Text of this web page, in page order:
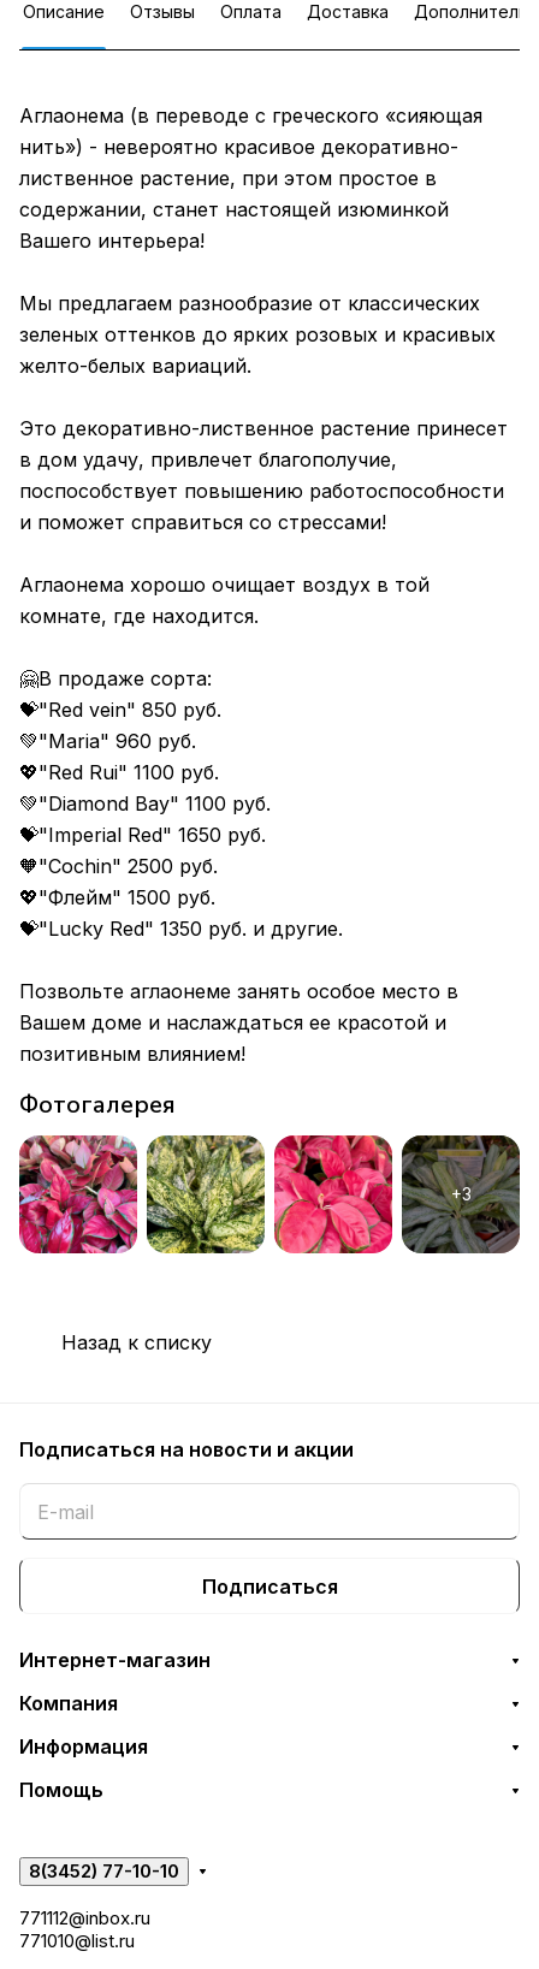
Описание Отзывы Оплата Доставка
Аглаонема (в переводе с греческого «сияющая
нить») - невероятно красивое декоративно-
лиственное растение, при этом простое в
содержании, станет настоящей изюминкой
Вашего интерьера!
Мы предлагаем разнообразие от классических
зеленых оттенков до ярких розовых и красивых
желто-белых вариаций.
Это декоративно-лиственное растение принесет
в дом удачу, привлечет благополучие,
поспособствует повышению работоспособности
и поможет справиться со стрессами!
Аглаонема хорошо очищает воздух в той
комнате, где находится.
🤗В продаже сорта:
💝"Red vein" 850 руб.
💚"Maria" 960 руб.
💖"Red Rui" 1100 руб.
💚"Diamond Bay" 1100 руб.
💝"Imperial Red" 1650 руб.
🧡"Cochin" 2500 руб.
💖"Флейм" 1500 руб.
💝"Lucky Red" 1350 руб. и другие.
Позвольте аглаонеме занять особое место в
Вашем доме и наслаждаться ее красотой и
позитивным влиянием!
Фотогалерея
Назад к списку
Подписаться на новости и акции
Подписаться
Интернет-магазин
Компания
Информация
Помощь
8(3452) 77-10-10
771112@inbox.ru
771010@list.ru